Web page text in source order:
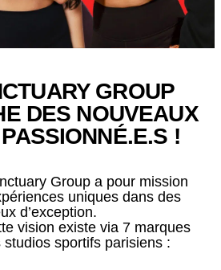
GROUP
DES NOUVEAUX
!
Group a pour mission
uniques dans des
d’exception.
vision existe via 7 marques
studios sportifs parisiens :